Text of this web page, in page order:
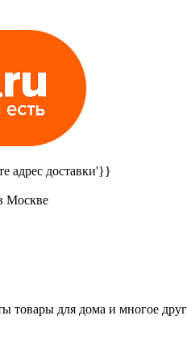
адрес доставки'}}
Москве
товары для дома и многое